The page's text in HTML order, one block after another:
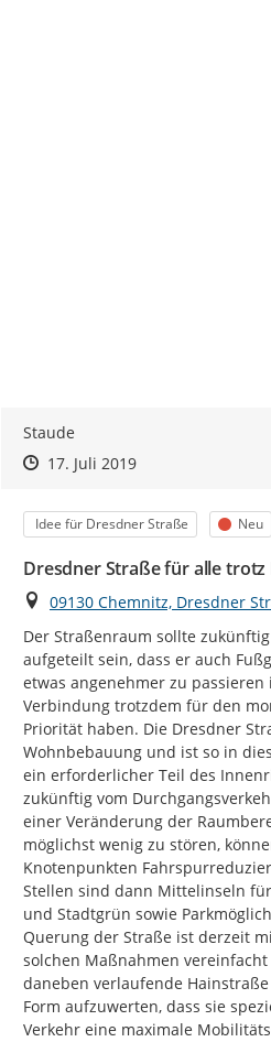
Staude
Zeitpunkt des Erstellens
Zeitpunkt des Erstellens
17. Juli 2019Zur Äußerung
Kategorie
Idee für Dresdner Straße Status
Neu
Dresdner Straße für alle
Ort
09130 Chemnitz, Dresdner
Der Straßenraum sollte
aufgeteilt sein, dass er auch
etwas angenehmer zu passieren
Verbindung trotzdem für den
Priorität haben. Die Dresdner
Wohnbebauung und ist so in
ein erforderlicher Teil des
zukünftig vom
einer Veränderung der
möglichst wenig zu stören,
Knotenpunkten
Stellen sind dann Mittelinseln
und Stadtgrün sowie
Querung der Straße ist derzeit
solchen Maßnahmen
daneben verlaufende
Form aufzuwerten, dass sie
Verkehr eine maximale